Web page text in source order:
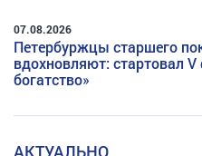
07.08.2026
Петербуржцы старшего
вдохновляют: стартовал
богатство»
АКТУАЛЬНО